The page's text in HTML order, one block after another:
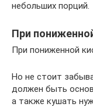
небольших порций.
При
При пониженной
Но не стоит
должен быть
а также кушать